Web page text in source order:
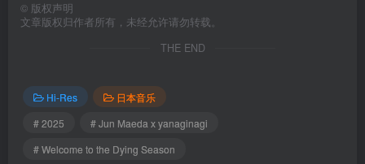
© 版权声明
文章版权归作者所有，未经允许请勿转载。
THE END
Hi-Res
日本音乐
# 2025
# Jun Maeda x yanaginagi
# Welcome to the Dying Season